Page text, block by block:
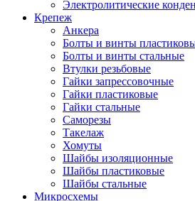
Электролитические
Крепеж
Анкера
Болты и винты
Болты и винты стальные
Втулки резьбовые
Гайки запрессовочные
Гайки пластиковые
Гайки стальные
Саморезы
Такелаж
Хомуты
Шайбы изоляционные
Шайбы пластиковые
Шайбы стальные
Микросхемы